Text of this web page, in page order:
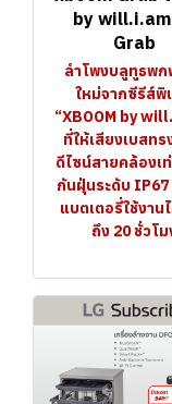
by
Grab
ลำโพงบลูทูธพก
ใหม่จากซีรีส์พิ
“XBOOM by
ที่ให้เสียงเบสท
ดีไซน์สายคล้องเ
กันฝุ่นระดับ
แบตเตอรี่ใช้งาน
ถึง 20 ชั่วโม